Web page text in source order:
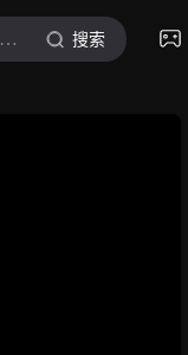
第一帮帮团 搜索